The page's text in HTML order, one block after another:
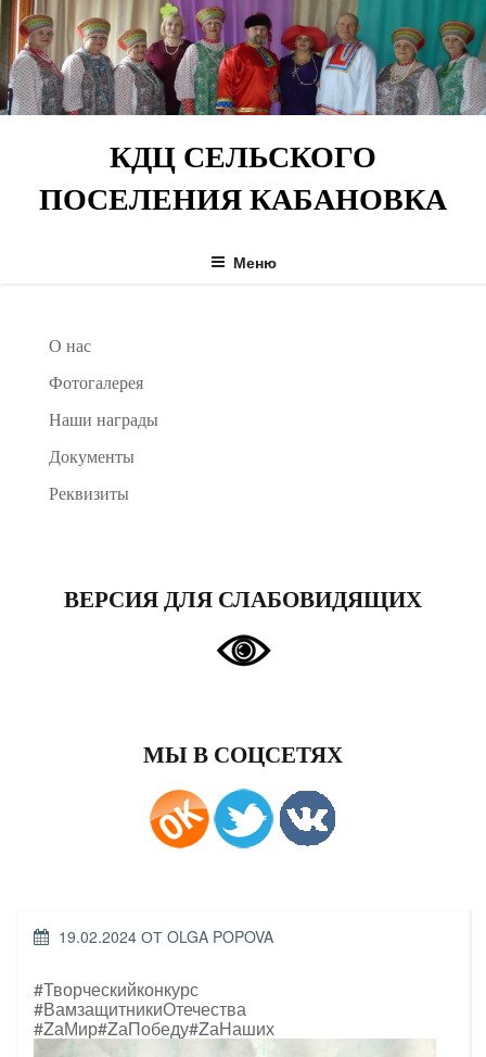
Перейти
к
содержимому
КДЦ СЕЛЬСКОГО
ПОСЕЛЕНИЯ КАБАНОВКА
Меню
О нас
Фотогалерея
Наши награды
Документы
Реквизиты
ВЕРСИЯ ДЛЯ СЛАБОВИДЯЩИХ
МЫ В СОЦСЕТЯХ
ОПУБЛИКОВАНО
19.02.2024 ОТ OLGA POPOVA
#Творческийконкурс
#ВамзащитникиОтечества
#ZаМир#ZаПобеду#ZаНаших